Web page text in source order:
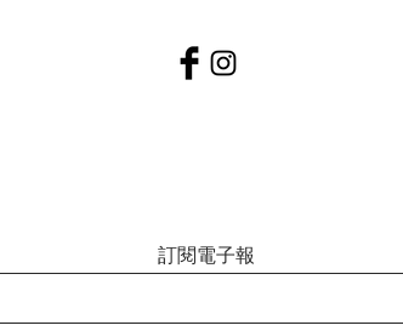
訂閱電子報